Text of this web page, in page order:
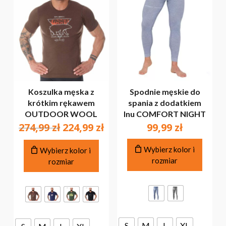
Koszulka męska z
krótkim rękawem
OUTDOOR WOOL
274,99zł Pierwotna
cena
wynosiła:
274,99 zł.
224,99 złAktualna
cena
wynosi:
Wybierz kolor i
rozmiar
wariantów.
Opcje
Spodnie męskie do
spania z dodatkiem
lnu COMFORT NIGHT
99,99 zł
Wybierz kolor i
rozmiar